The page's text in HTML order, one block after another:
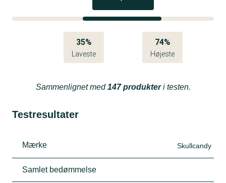
35%
Laveste
74%
Højeste
Sammenlignet med147 produkteri testen.
Testresultater
Mærke Skullcandy
Samlet bedømmelse